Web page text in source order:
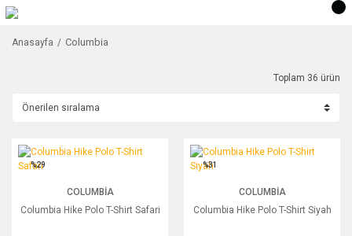
Anasayfa Columbia
Toplam 36 ürün
Columbia Hike Polo T-Shirt Safari
%29
COLUMBIA
Columbia Hike Polo T-Shirt Safari
Columbia Hike Polo T-Shirt Siyah
%31
COLUMBIA
Columbia Hike Polo T-Shirt Siyah